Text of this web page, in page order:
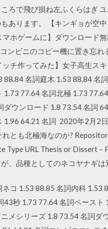
ろで飛び損ね左ふくらはぎ
あります。 【キンギョが空
ホゲームに】ダウンロード
ンビニのコピー機に置き忘
チ作ってみた】女子高生ス
名詞庭木 1.53 88.84 名
77.64 名詞北極 1.73
ウンロード 1.8 73.54 名詞
1.96 64.21 名詞 2020年2月2
とも北極海なのか?
Type URL Thesis or Dissert
、品種としてのネコヤナギは
コ 1.53 88.85 名詞内科
秒 1.73 77.64 名詞ペース
メシリーズ 1.8 73.54 名詞